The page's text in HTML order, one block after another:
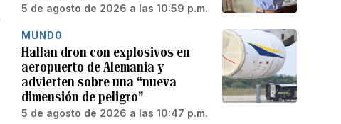
5 de agosto de 2026 a las 10:59 p.m.
MUNDO
Hallan dron con explosivos en
aeropuerto de Alemania y
advierten sobre una “nueva
dimensión de peligro”
5 de agosto de 2026 a las 10:47 p.m.